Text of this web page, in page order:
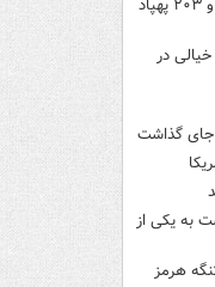
روسیه: به ۳ کشتی اوکراین حمله و ۲۰۳ پهپاد
در
به یکی از
هرمز